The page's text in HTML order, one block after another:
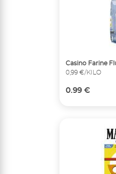
Casino Farine
0,99 €/KILO
0.99 €